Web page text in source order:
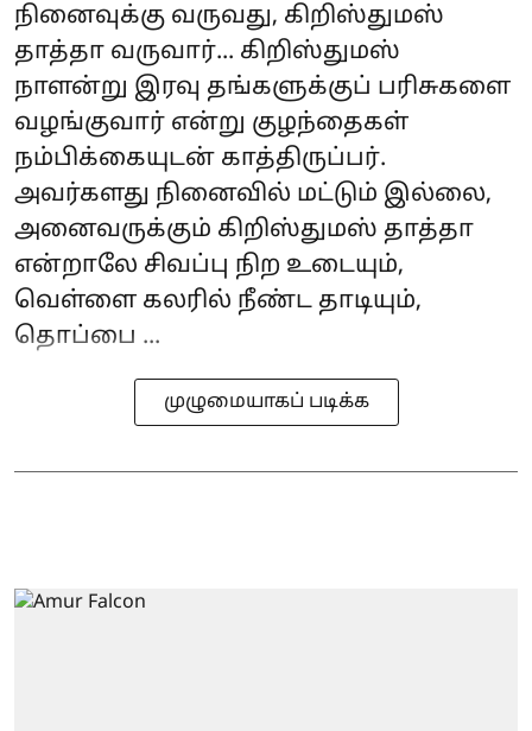
நினைவுக்கு வருவது, கிறிஸ்துமஸ்
தாத்தா வருவார்... கிறிஸ்துமஸ்
நாளன்று இரவு தங்களுக்குப் பரிசுகளை
வழங்குவார் என்று குழந்தைகள்
நம்பிக்கையுடன் காத்திருப்பர்.
அவர்களது நினைவில் மட்டும் இல்லை,
அனைவருக்கும் கிறிஸ்துமஸ் தாத்தா
என்றாலே சிவப்பு நிற உடையும்,
வெள்ளை கலரில் நீண்ட தாடியும்,
தொப்பை ...
முழுமையாகப் படிக்க